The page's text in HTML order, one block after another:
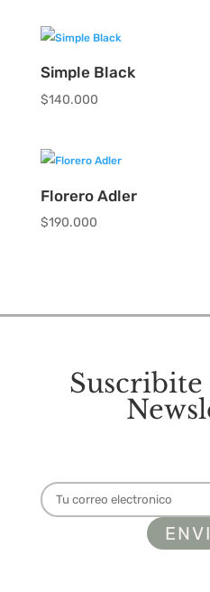
Simple Black
$140.000
Florero Adler
$190.000
Suscribite